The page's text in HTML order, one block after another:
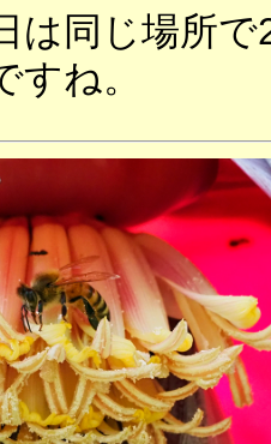
は同じ場所
ね。